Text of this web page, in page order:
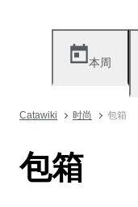
本周
Catawiki 时尚 包箱
包箱